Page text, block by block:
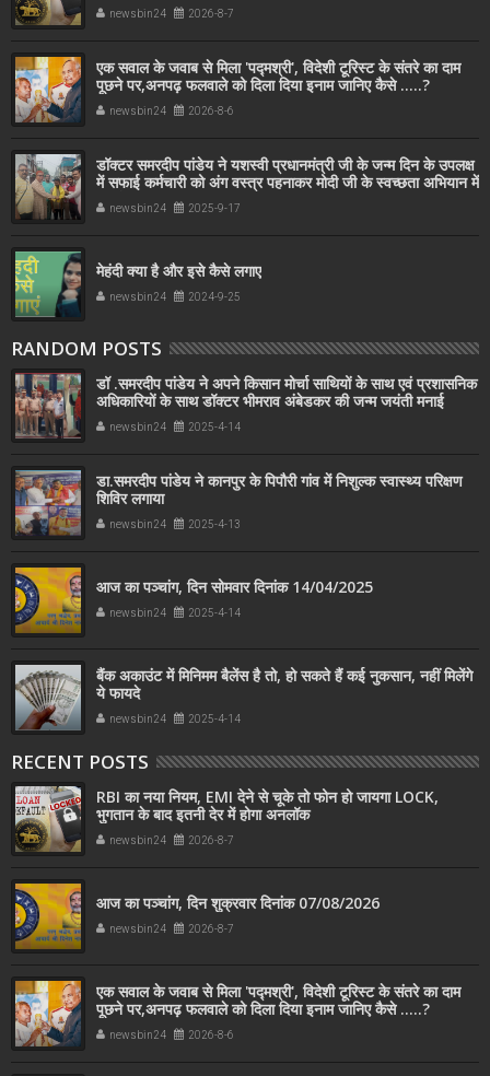
newsbin24 2026-8-7
एक सवाल के जवाब से मिला 'पद्मश्री', विदेशी टूरिस्ट के संतरे का दाम
पूछने पर,अनपढ़ फलवाले को दिला दिया इनाम जानिए कैसे .....?
newsbin24 2026-8-6
डॉक्टर समरदीप पांडेय ने यशस्वी प्रधानमंत्री जी के जन्म दिन के उपलक्ष
में सफाई कर्मचारी को अंग वस्त्र पहनाकर मोदी जी के स्वच्छता अभियान में
सहयोग किया
newsbin24 2025-9-17
मेहंदी क्या है और इसे कैसे लगाए
newsbin24 2024-9-25
RANDOM POSTS
डॉ .समरदीप पांडेय ने अपने किसान मोर्चा साथियों के साथ एवं प्रशासनिक
अधिकारियों के साथ डॉक्टर भीमराव अंबेडकर की जन्म जयंती मनाई
newsbin24 2025-4-14
डा.समरदीप पांडेय ने कानपुर के पिपौरी गांव में निशुल्क स्वास्थ्य परिक्षण
शिविर लगाया
newsbin24 2025-4-13
आज का पञ्चांग, दिन सोमवार दिनांक 14/04/2025
newsbin24 2025-4-14
बैंक अकाउंट में मिनिमम बैलेंस है तो, हो सकते हैं कई नुकसान, नहीं मिलेंगे
ये फायदे
newsbin24 2025-4-14
RECENT POSTS
RBI का नया नियम, EMI देने से चूके तो फोन हो जायगा LOCK,
भुगतान के बाद इतनी देर में होगा अनलॉक
newsbin24 2026-8-7
आज का पञ्चांग, दिन शुक्रवार दिनांक 07/08/2026
newsbin24 2026-8-7
एक सवाल के जवाब से मिला 'पद्मश्री', विदेशी टूरिस्ट के संतरे का दाम
पूछने पर,अनपढ़ फलवाले को दिला दिया इनाम जानिए कैसे .....?
newsbin24 2026-8-6